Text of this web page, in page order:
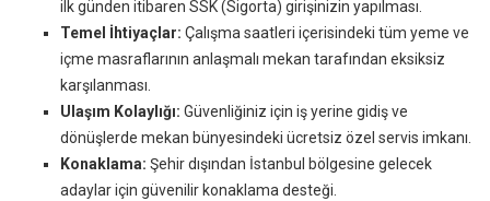
ilk günden itibaren SSK (Sigorta) girişinizin yapılması.
Temel İhtiyaçlar: Çalışma saatleri içerisindeki tüm yeme ve
içme masraflarının anlaşmalı mekan tarafından eksiksiz
karşılanması.
Ulaşım Kolaylığı: Güvenliğiniz için iş yerine gidiş ve
dönüşlerde mekan bünyesindeki ücretsiz özel servis imkanı.
Konaklama: Şehir dışından İstanbul bölgesine gelecek
adaylar için güvenilir konaklama desteği.